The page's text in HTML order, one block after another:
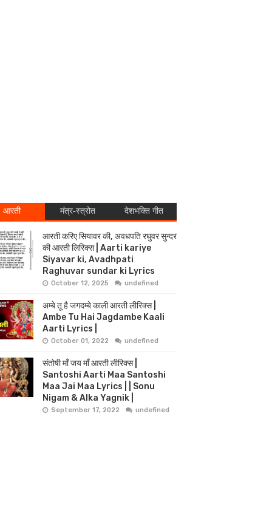
आरती मंत्र-स्त्रोत देशभक्ति गीत
आरती करिए सियावर की, अवधपति रघुवर सुन्दर
की आरती लिरिक्स | Aarti kariye
Siyavar ki, Avadhpati
Raghuvar sundar ki Lyrics
October 12, 2025 undefined
अम्बे तू है जगदम्बे काली आरती लीरिक्स |
Ambe Tu Hai Jagdambe Kaali
Aarti Lyrics |
October 01, 2022 undefined
संतोषी माँ जय माँ आरती लीरिक्स |
Santoshi Aarti Maa Santoshi
Maa Jai Maa Lyrics | | Sonu
Nigam & Alka Yagnik |
September 17, 2022 undefined